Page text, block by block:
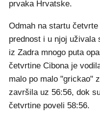
prvaka Hrvatske.
Odmah na startu
prednost i u njoj uživala
iz Zadra mnogo puta
četvrtine Cibona je
malo po malo "grickao"
završila uz 56:56, dok
četvrtine poveli 58:56.